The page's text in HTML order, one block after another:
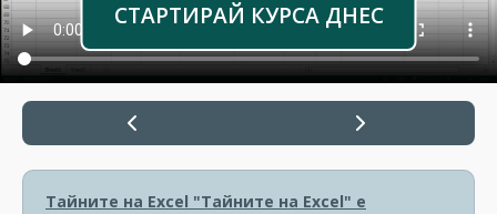
СТАРТИРАЙ КУРСА ДНЕС
Тайните на Excel "Тайните на Excel" е